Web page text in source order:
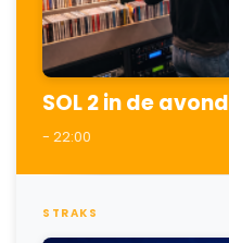
SOL 2 in de avond
- 22:00
STRAKS